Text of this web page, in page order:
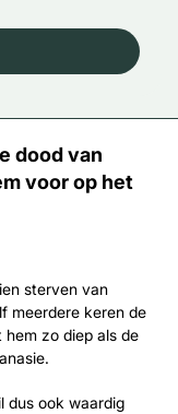
dood van
voor op het
sterven van
meerdere keren de
zo diep als de
dus ook waardig